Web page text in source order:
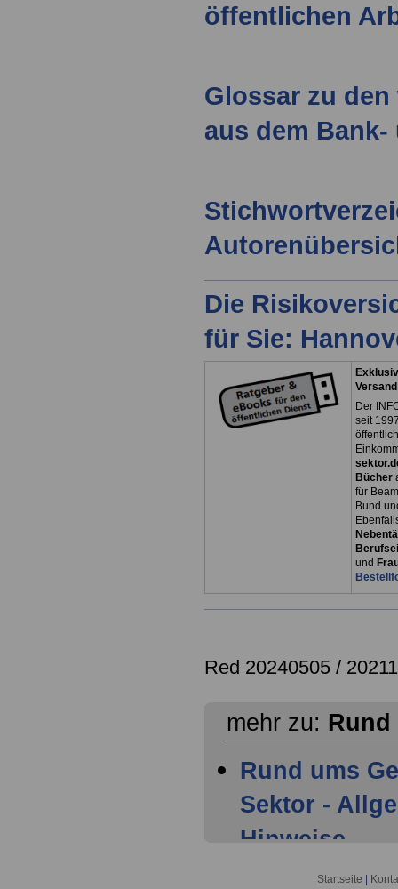
öffentlichen
Glossar zu
aus dem
Die
für Sie:
Der
seit
Bücher
für
Bund
und
Red 20240505 /
mehr zu: Rund
Rund ums
Sektor -
Hinweise
Rund ums
Startseite